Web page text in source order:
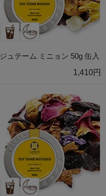
ジュテーム ミニョン 50g 缶入
1,410円